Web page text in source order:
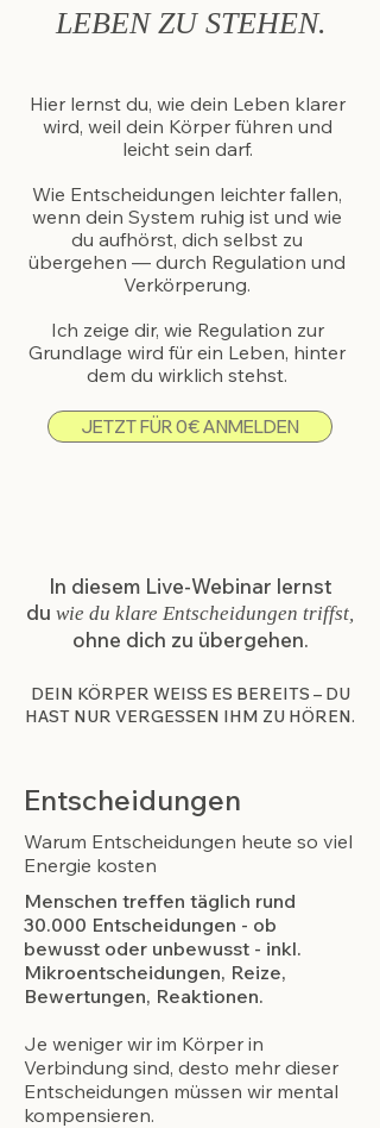
LEBEN ZU STEHEN.
Hier lernst du, wie dein Leben klarer
wird, weil dein Körper führen und
leicht sein darf.
Wie Entscheidungen leichter fallen,
wenn dein System ruhig ist und wie
du aufhörst, dich selbst zu
übergehen — durch Regulation und
Verkörperung.
Ich zeige dir, wie Regulation zur
Grundlage wird für ein Leben, hinter
dem du wirklich stehst.
JETZT FÜR 0€ ANMELDEN
In diesem Live-Webinar lernst
du wie du klare Entscheidungen triffst,
ohne dich zu übergehen.
DEIN KÖRPER WEISS ES BEREITS – DU
HAST NUR VERGESSEN IHM ZU HÖREN.
Entscheidungen
Warum Entscheidungen heute so viel
Energie kosten
Menschen treffen täglich rund
30.000 Entscheidungen - ob
bewusst oder unbewusst - inkl.
Mikroentscheidungen, Reize,
Bewertungen, Reaktionen.
Je weniger wir im Körper in
Verbindung sind, desto mehr dieser
Entscheidungen müssen wir mental
kompensieren.